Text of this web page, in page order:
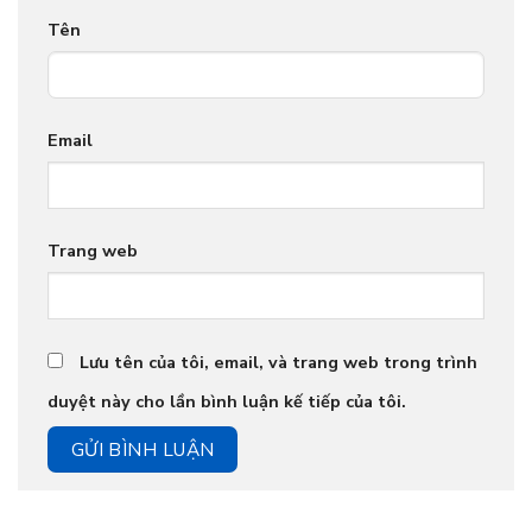
Tên
Email
Trang web
Lưu tên của tôi, email, và trang web trong trình
duyệt này cho lần bình luận kế tiếp của tôi.